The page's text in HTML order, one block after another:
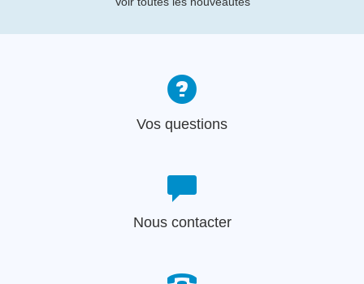
Vos questions
Nous contacter